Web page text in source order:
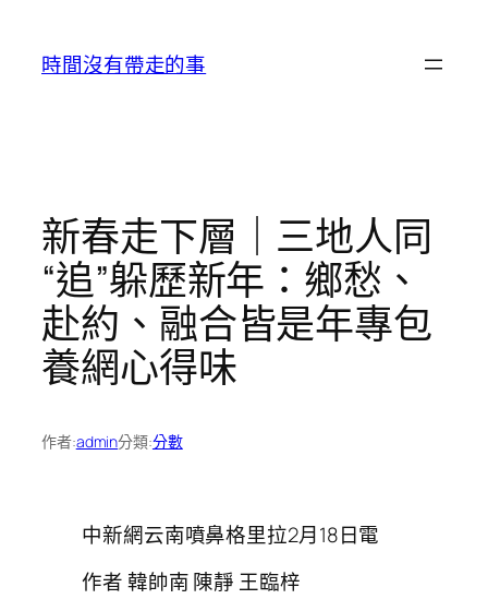
時間沒有帶走的事
新春走下層｜三地人同
“追”躲歷新年：鄉愁、
赴約、融合皆是年專包
養網心得味
作者:admin分類:分數
中新網云南噴鼻格里拉2月18日電
作者 韓帥南 陳靜 王臨梓